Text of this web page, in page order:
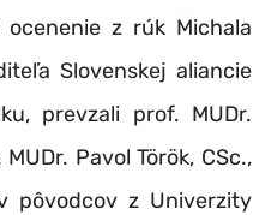
ocenenie z rúk Michala
Slovenskej aliancie
prevzali prof. MUDr.
Pavol Török, CSc.,
pôvodcov z Univerzity